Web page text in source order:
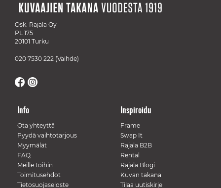
Osk. Rajala Oy
PL 175
20101 Turku
020 7530 222 (Vaihde)
Info
Ota yhteyttä
Pyydä vaihtotarjous
Myymälät
FAQ
Meille töihin
Toimitusehdot
Tietosuojaseloste
Inspiroidu
Frame
Swap It
Rajala B2B
Rental
Rajala Blogi
Kuvan takana
Tilaa uutiskirje